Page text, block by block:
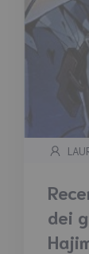
dei